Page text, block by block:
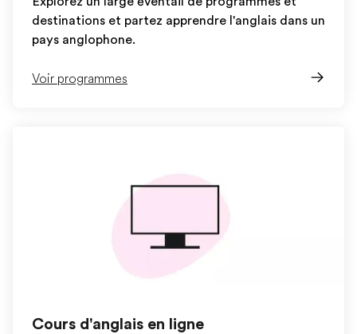
destinations et partez apprendre l'anglais dans un
pays anglophone.
Voir programmes
Cours d'anglais en ligne